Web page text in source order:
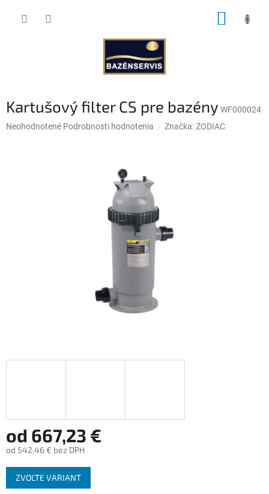
Kartušový filter CS pre bazény WF000024
Priemerné
Neohodnotené Podrobnosti hodnotenia Značka:ZODIAC
od 667,23 €
od 542,46 € bez DPH
Jednotková
cena:
ZVOĽTE VARIANT